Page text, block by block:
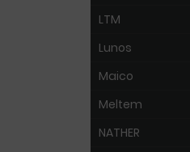
LTM
Lunos
Maico
Meltem
NATHER